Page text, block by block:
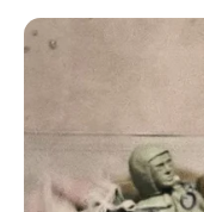
-ad3
Projeções futuras
Com base nas
Aposentadoria Especial
💠 2026: R$ 1.621